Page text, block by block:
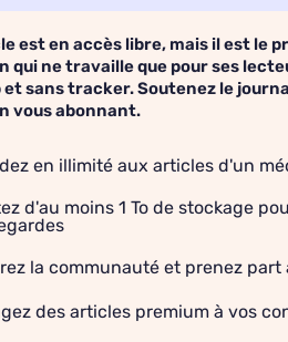
est en accès libre, mais il est le
qui ne travaille que pour ses
et sans tracker. Soutenez le
vous abonnant.
en illimité aux articles d'un
d'au moins 1 To de stockage
la communauté et prenez part
des articles premium à vos